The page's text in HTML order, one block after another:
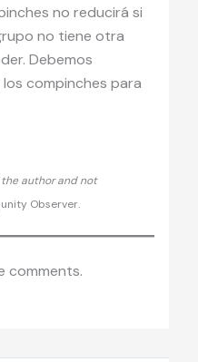
no reducirá si
no tiene otra
Debemos
compinches para
author and not
Observer.
comments.